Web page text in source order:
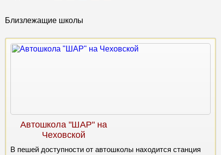
Близлежащие школы
Автошкола "ШАР" на
Чеховской
В пешей доступности от автошколы находится станция